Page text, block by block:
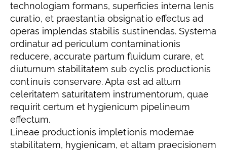
technologiam formans, superficies interna lenis
curatio, et praestantia obsignatio effectus ad
operas implendas stabilis sustinendas. Systema
ordinatur ad periculum contaminationis
reducere, accurate partum fluidum curare, et
diuturnum stabilitatem sub cyclis productionis
continuis conservare. Apta est ad altum
celeritatem saturitatem instrumentorum, quae
requirit certum et hygienicum pipelineum
effectum.
Lineae productionis impletionis modernae
stabilitatem, hygienicam, et altam praecisionem